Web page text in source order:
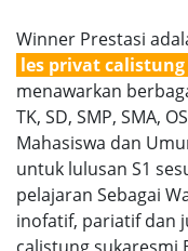
Winner Prestasi
les privat
menawarkan
TK, SD, SMP, SMA,
Mahasiswa dan
untuk lulusan S1
pelajaran Sebagai
inofatif, pariatif dan